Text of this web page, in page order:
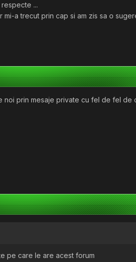
...
a trecut prin cap si am zis sa o
prin mesaje private cu fel de fel de
pe care le are acest forum